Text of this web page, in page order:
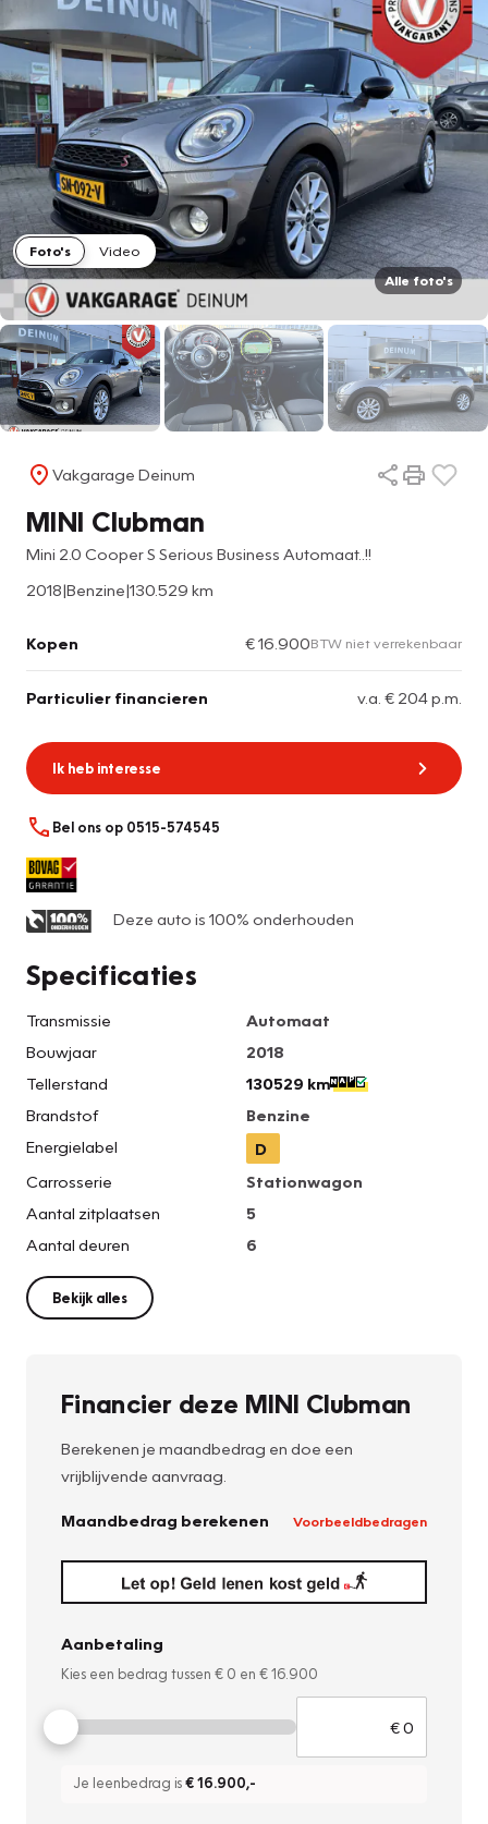
Foto's
Video
Alle foto's
Vakgarage Deinum
MINI Clubman
Mini 2.0 Cooper S Serious Business Automaat..!!
2018|Benzine|130.529 km
Kopen € 16.900BTW niet verrekenbaar
Particulier financieren v.a. € 204 p.m.
Ik heb interesse
Bel ons op 0515-574545
Deze auto is 100% onderhouden
Specificaties
Transmissie
Automaat
Bouwjaar
2018
Tellerstand
130529 km
Brandstof
Benzine
Energielabel
D
Carrosserie
Stationwagon
Aantal zitplaatsen
5
Aantal deuren
6
Bekijk alles
Financier deze MINI Clubman
Berekenen je maandbedrag en doe een
vrijblijvende aanvraag.
Maandbedrag berekenen Voorbeeldbedragen
Aanbetaling
Kies een bedrag tussen € 0 en € 16.900
Je leenbedrag is€ 16.900,-